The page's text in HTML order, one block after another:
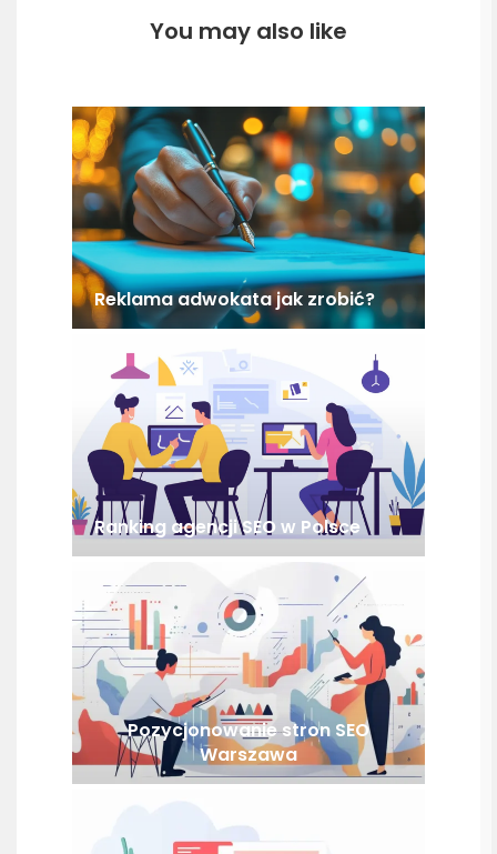
You may also like
Reklama adwokata jak zrobić?
Ranking agencji SEO w Polsce
Pozycjonowanie stron SEO
Warszawa